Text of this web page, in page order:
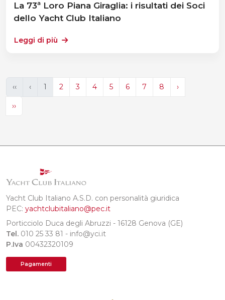
La 73ª Loro Piana Giraglia: i risultati dei Soci
dello Yacht Club Italiano
Leggi di più
‹‹ ‹ 1 2 3 4 5 6 7 8 ›
››
Yacht Club Italiano A.S.D. con personalità giuridica
PEC: yachtclubitaliano@pec.it
Porticciolo Duca degli Abruzzi - 16128 Genova (GE)
Tel. 010 25 33 81 - info@yci.it
P.Iva 00432320109
Pagamenti